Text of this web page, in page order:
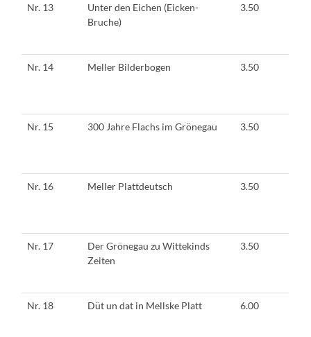
Nr. 13
Unter den Eichen (Eicken-
Bruche)
3.50
Nr. 14 Meller Bilderbogen 3.50
Nr. 15 300 Jahre Flachs im Grönegau 3.50
Nr. 16 Meller Plattdeutsch 3.50
Nr. 17
Der Grönegau zu Wittekinds
Zeiten
3.50
Nr. 18 Düt un dat in Mellske Platt 6.00